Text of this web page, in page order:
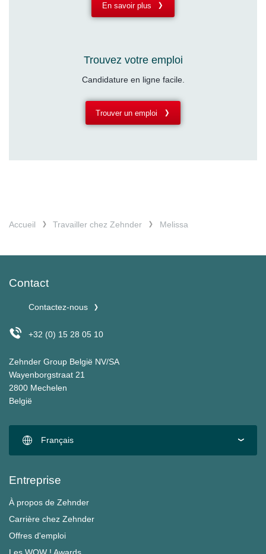
En savoir plus
Trouvez votre emploi
Candidature en ligne facile.
Trouver un emploi
Accueil Travailler chez Zehnder Melissa
Contact
Contactez-nous
+32 (0) 15 28 05 10
Zehnder Group België NV/SA
Wayenborgstraat 21
2800 Mechelen
België
Français
Entreprise
À propos de Zehnder
Carrière chez Zehnder
Offres d'emploi